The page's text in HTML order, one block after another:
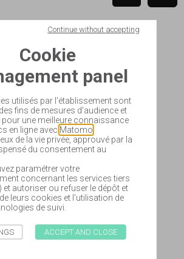
Cookie
panel
utilisés par l'établissement sont
fins de mesures d'audience et
pour une meilleure connaissance
en ligne avec Matomo
de la vie privée, approuvé par la
du consentement au
paramétrer votre
concernant les services tiers
et autoriser ou refuser le dépôt et
leurs cookies et l'utilisation de
de suivi.
Continue without accepting
ACCEPT AND CLOSE